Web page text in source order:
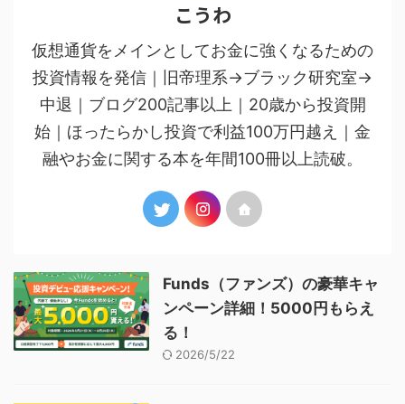
こうわ
仮想通貨をメインとしてお金に強くなるための
投資情報を発信｜旧帝理系→ブラック研究室→
中退｜ブログ200記事以上｜20歳から投資開
始｜ほったらかし投資で利益100万円越え｜金
融やお金に関する本を年間100冊以上読破。
Funds（ファンズ）の豪華キャ
ンペーン詳細！5000円もらえ
る！
2026/5/22